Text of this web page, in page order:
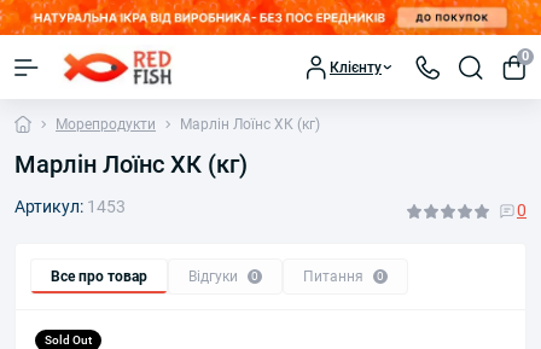
Клієнту
0
Морепродукти Марлін Лоїнс ХК (кг)
Марлін Лоїнс ХК (кг)
Артикул: 1453 0
Все про товар Відгуки 0 Питання 0
Sold Out